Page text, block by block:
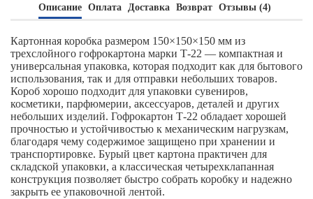
Описание Оплата Доставка Возврат Отзывы (4)
Картонная коробка размером 150×150×150 мм из
трехслойного гофрокартона марки Т-22 — компактная и
универсальная упаковка, которая подходит как для бытового
использования, так и для отправки небольших товаров.
Короб хорошо подходит для упаковки сувениров,
косметики, парфюмерии, аксессуаров, деталей и других
небольших изделий. Гофрокартон Т-22 обладает хорошей
прочностью и устойчивостью к механическим нагрузкам,
благодаря чему содержимое защищено при хранении и
транспортировке. Бурый цвет картона практичен для
складской упаковки, а классическая четырехклапанная
конструкция позволяет быстро собрать коробку и надежно
закрыть ее упаковочной лентой.